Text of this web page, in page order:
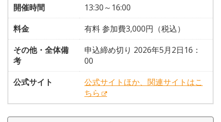
開催時間
13:30～16:00
料金
有料 参加費3,000円（税込）
その他・全体備
考
申込締め切り 2026年5月2日16：
00
公式サイト
公式サイトほか、関連サイトはこ
ちら